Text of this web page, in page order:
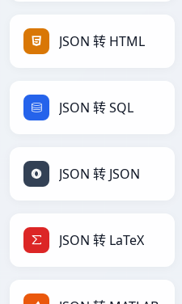
JSON 转 HTML
JSON 转 SQL
JSON 转 JSON
JSON 转 LaTeX